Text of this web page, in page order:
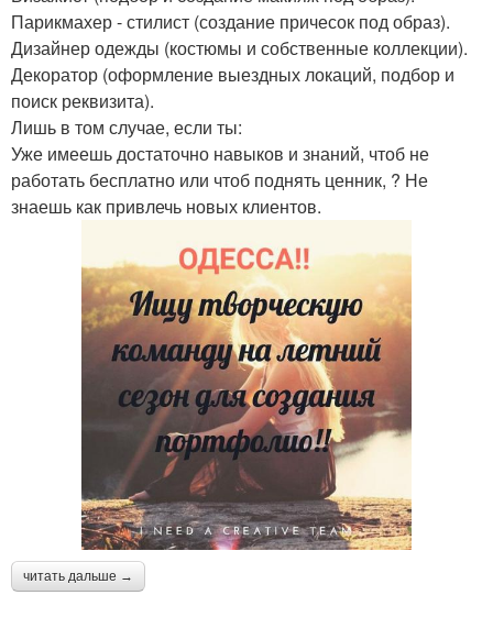
Парикмахер - стилист (создание причесок под образ).
Дизайнер одежды (костюмы и собственные коллекции).
Декоратор (оформление выездных локаций, подбор и
поиск реквизита).
Лишь в том случае, если ты:
Уже имеешь достаточно навыков и знаний, чтоб не
работать бесплатно или чтоб поднять ценник, ? Не
знаешь как привлечь новых клиентов.
читать дальше →